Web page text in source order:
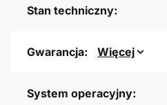
Stan techniczny:
Gwarancja: Więcej
System operacyjny: